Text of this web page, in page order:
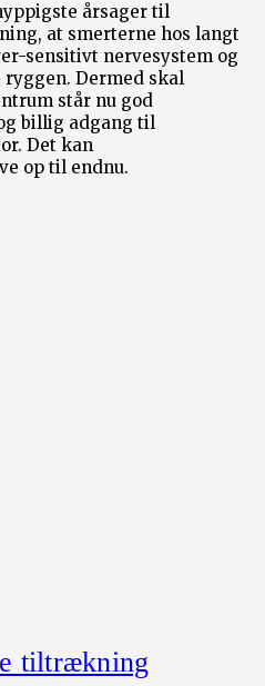
årsager til
at smerterne hos langt
sensitivt nervesystem og
Dermed skal
står nu god
billig adgang til
Det kan
op til endnu.
tiltrækning